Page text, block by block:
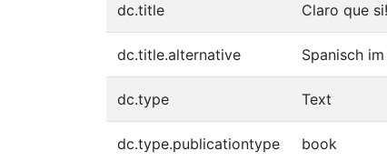
dc.title Claro que si!
dc.title.alternative Spanisch
dc.type Text
dc.type.publicationtype book